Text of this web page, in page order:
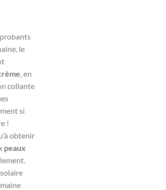
le
, en
collante
si
!
obtenir
peaux
solaire